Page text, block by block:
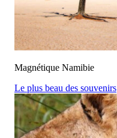
Magnétique Namibie
Le plus beau des souvenirs